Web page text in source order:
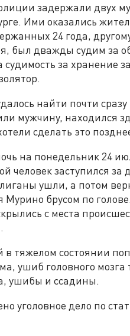
задержали двух
Ими оказались
24 года,
был дважды судим за
судимость за
найти почти
мужчину, находился
сделать это
на понедельник 24
человек заступился за
ушли, а потом
брусом по
с места
тяжелом состоянии
ушиб головного
ушибы и ссадины.
уголовное дело по